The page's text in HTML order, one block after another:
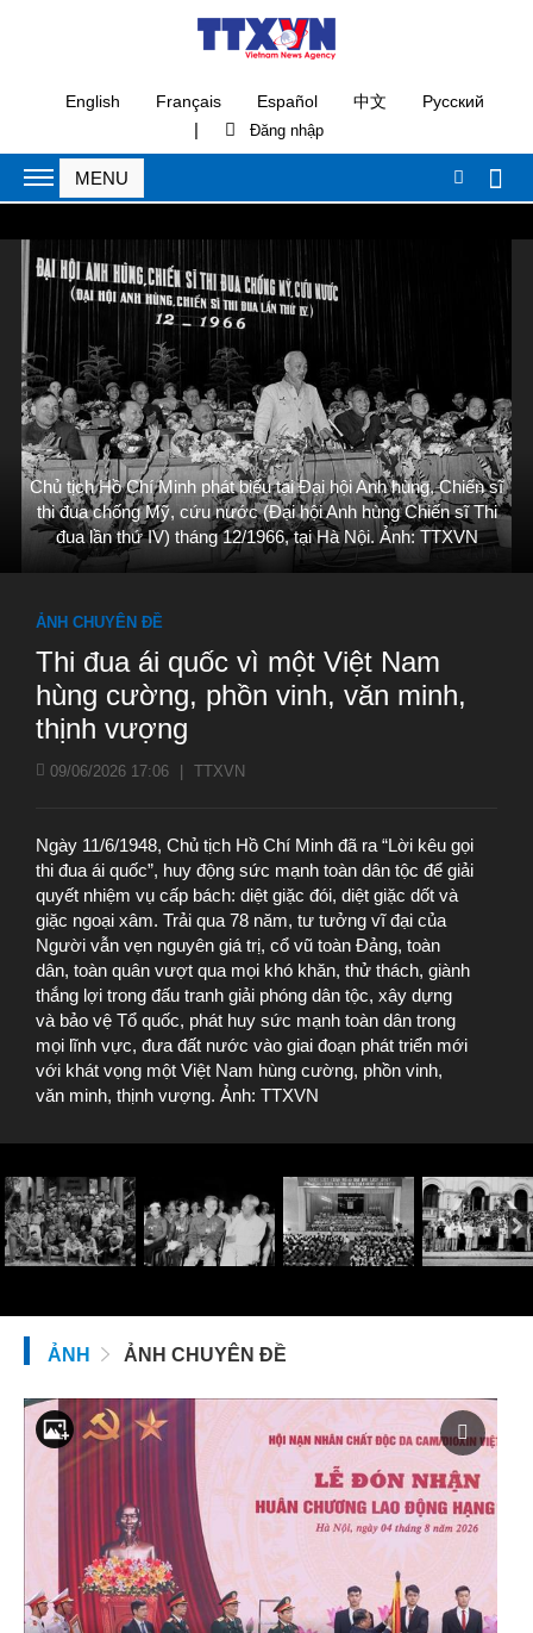
English Français Español 中文 Русский
|
Chủ tịch Hồ Chí Minh phát biểu tại Đại hội Anh hùng, Chiến sĩ
thi đua chống Mỹ, cứu nước (Đại hội Anh hùng Chiến sĩ Thi
đua lần thứ IV) tháng 12/1966, tại Hà Nội. Ảnh: TTXVN
ẢNH CHUYÊN ĐỀ
Thi đua ái quốc vì một Việt Nam
hùng cường, phồn vinh, văn minh,
thịnh vượng
09/06/2026 17:06 TTXVN
Ngày 11/6/1948, Chủ tịch Hồ Chí Minh đã ra “Lời kêu gọi
thi đua ái quốc”, huy động sức mạnh toàn dân tộc để giải
quyết nhiệm vụ cấp bách: diệt giặc đói, diệt giặc dốt và
giặc ngoại xâm. Trải qua 78 năm, tư tưởng vĩ đại của
Người vẫn vẹn nguyên giá trị, cổ vũ toàn Đảng, toàn
dân, toàn quân vượt qua mọi khó khăn, thử thách, giành
thắng lợi trong đấu tranh giải phóng dân tộc, xây dựng
và bảo vệ Tổ quốc, phát huy sức mạnh toàn dân trong
mọi lĩnh vực, đưa đất nước vào giai đoạn phát triển mới
với khát vọng một Việt Nam hùng cường, phồn vinh,
văn minh, thịnh vượng. Ảnh: TTXVN
ẢNH ẢNH CHUYÊN ĐỀ